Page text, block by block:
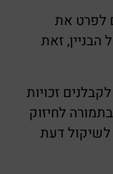
לפרט את
זאת
זכויות
לחיזוק
לשיקול דעת